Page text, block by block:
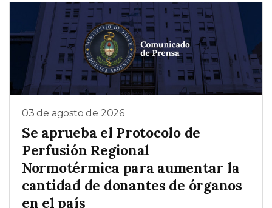
03 de agosto de 2026
Se aprueba el Protocolo de
Perfusión Regional
Normotérmica para aumentar la
cantidad de donantes de órganos
en el país